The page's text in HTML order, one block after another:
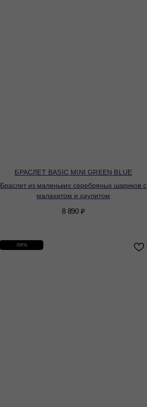
БРАСЛЕТ BASIC MINI GREEN BLUE
Браслет из маленьких серебряных шариков с
малахитом и хаулитом
8 890 ₽
-59%